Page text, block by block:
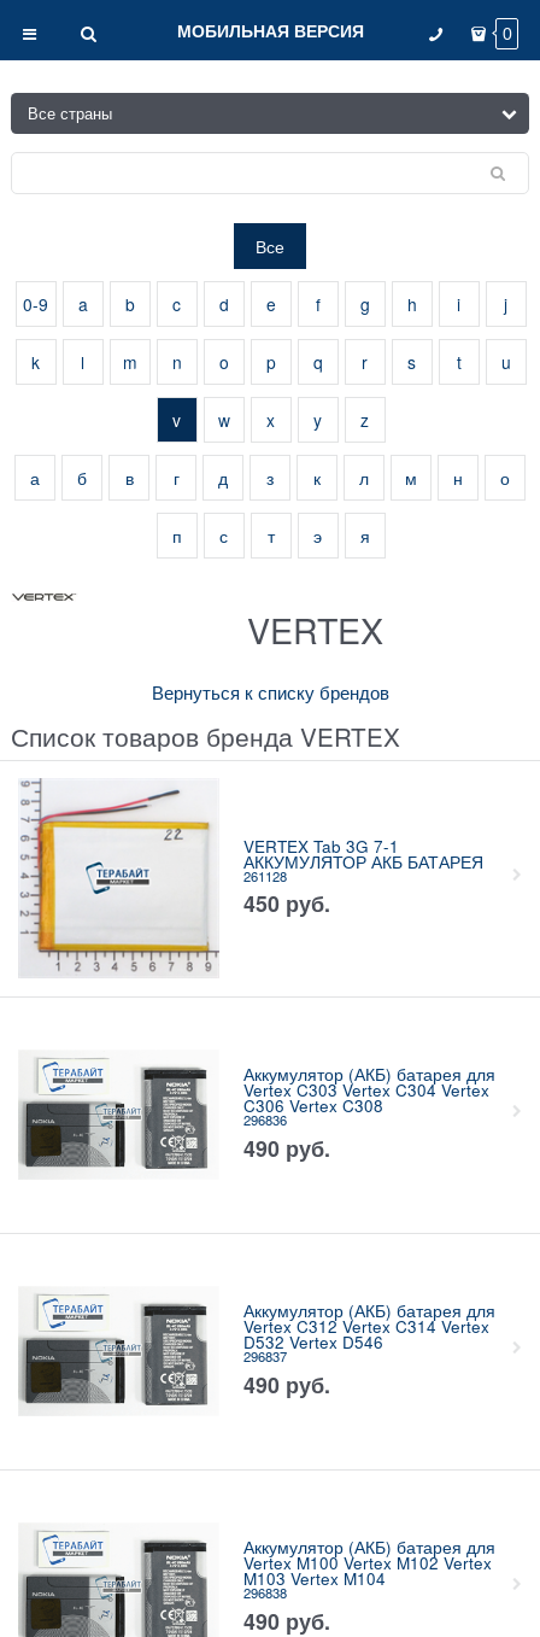
МОБИЛЬНАЯ ВЕРСИЯ 0
Все
0-9 a b c d e f g h i j
k l m n o p q r s t u
v w x y z
а б в г д з к л м н о
п с т э я
VERTEX
Вернуться к списку брендов
Список товаров бренда VERTEX
VERTEX Tab 3G 7-1
АККУМУЛЯТОР АКБ БАТАРЕЯ
261128
450 руб.
Аккумулятор (АКБ) батарея для
Vertex C303 Vertex C304 Vertex
C306 Vertex C308
296836
490 руб.
Аккумулятор (АКБ) батарея для
Vertex C312 Vertex C314 Vertex
D532 Vertex D546
296837
490 руб.
Аккумулятор (АКБ) батарея для
Vertex M100 Vertex M102 Vertex
M103 Vertex M104
296838
490 руб.